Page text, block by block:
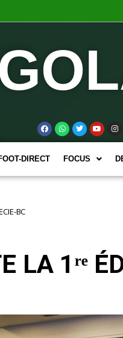
DIRECT FOCUS
BC
LA 1ʳᵉ